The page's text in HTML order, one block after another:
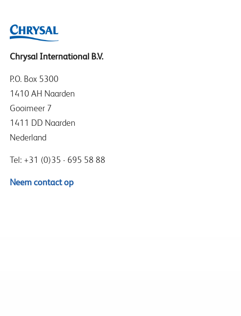
Chrysal International B.V.
P.O. Box 5300
1410 AH Naarden
Gooimeer 7
1411 DD Naarden
Nederland
Tel: +31 (0)35 - 695 58 88
Neem contact op